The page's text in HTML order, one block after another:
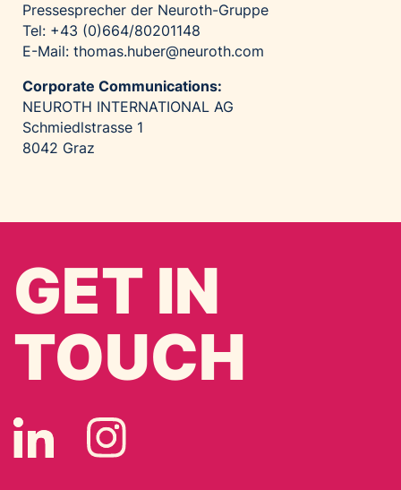
Pressesprecher der Neuroth-Gruppe
Tel: +43 (0)664/80201148
E-Mail: thomas.huber@neuroth.com
Corporate Communications:
NEUROTH INTERNATIONAL AG
Schmiedlstrasse 1
8042 Graz
GET IN
TOUCH